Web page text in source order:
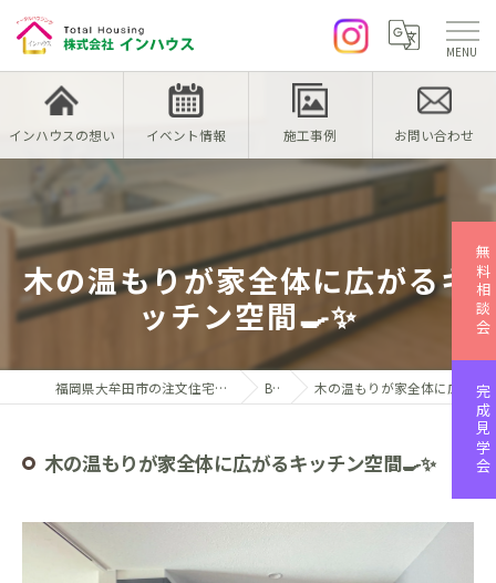
インハウスの想い イベント情報 施工事例 お問い合わせ
木の温もりが家全体に広がるキ
ッチン空間🍳✨
福岡県大牟田市の注文住宅なら株式会社インハウス Blog 木の温もりが家全体に広がるキッチン空間🍳✨
木の温もりが家全体に広がるキッチン空間🍳✨
無料相談会
完成見学会